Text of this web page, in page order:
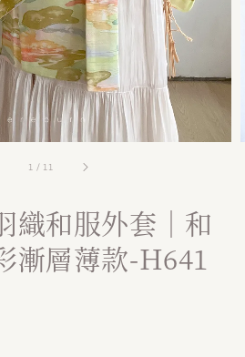
1 / 11
織和服外套｜和
漸層薄款-H641